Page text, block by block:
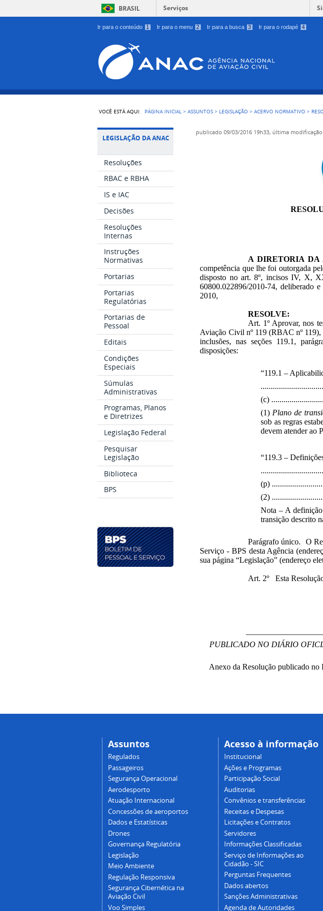
Ir para o conteúdo 1 Ir para o menu 2 Ir para a busca 3 Ir para o rodapé 4
BRASIL Serviços
VOCÊ ESTÁ AQUI: PÁGINA INICIAL >ASSUNTOS > LEGISLAÇÃO >ACERVO NORMATIVO >
LEGISLAÇÃO DA ANAC
Resoluções
RBAC e RBHA
IS e IAC
Decisões
Resoluções
Internas
Instruções
Normativas
Portarias
Portarias
Regulatórias
Portarias de
Pessoal
Editais
Condições
Especiais
Súmulas
Administrativas
Programas, Planos
e Diretrizes
Legislação Federal
Pesquisar
Legislação
Biblioteca
BPS
publicado 09/03/2016 19h33, última modificação
A DIRETORIA
competência que lhe foi outorgada
disposto no art. 8º, incisos IV, X,
60800.022896/2010-74, deliberado
2010,
RESOLVE:
Art. 1º Aprovar, nos
Aviação Civil nº 119 (RBAC nº 119),
inclusões, nas seções 119.1,
disposições:
“119.1 –
(c)
(1) Plano de
sob as regras
devem atender ao
“119.3 –
(p)
(2)
Nota – A
transição descrito
Parágrafo único. O
Serviço - BPS desta Agência
sua página “Legislação” (endereço
Art. 2º Esta
PUBLICADO NO DIÁRIO
Anexo da Resolução publicado no
Assuntos
Regulados
Passageiros
Segurança Operacional
Aerodesporto
Atuação Internacional
Concessões de aeroportos
Dados e Estatísticas
Drones
Governança Regulatória
Legislação
Meio Ambiente
Regulação Responsiva
Segurança Cibernética na
Aviação Civil
Voo Simples
Acesso à informação
Institucional
Ações e Programas
Participação Social
Auditorias
Convênios e transferências
Receitas e Despesas
Licitações e Contratos
Servidores
Informações Classificadas
Serviço de Informações ao
Cidadão - SIC
Perguntas Frequentes
Dados abertos
Sanções Administrativas
Agenda de Autoridades